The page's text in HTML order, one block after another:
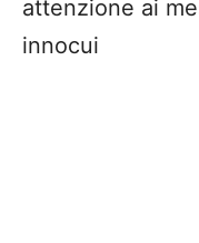
attenzione ai
innocui